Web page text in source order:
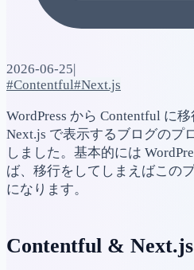
2026-06-25|
#Contentful#Next.js
WordPress から Contentful に
Next.js で表示するブログのプ
しました。基本的には
ば、移行をしてしまえばこの
になります。
Contentful &